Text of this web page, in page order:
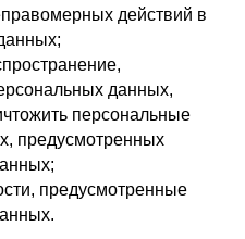
действий в
данных,
персональные
предусмотренных
предусмотренные